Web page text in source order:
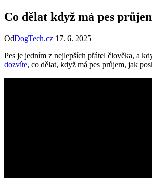
Co dělat když má pes
OdDogTech.cz 17. 6. 2025
Pes je jedním z nejlepších přátel člověka, a
dozvíte, co dělat, když má pes průjem, jak